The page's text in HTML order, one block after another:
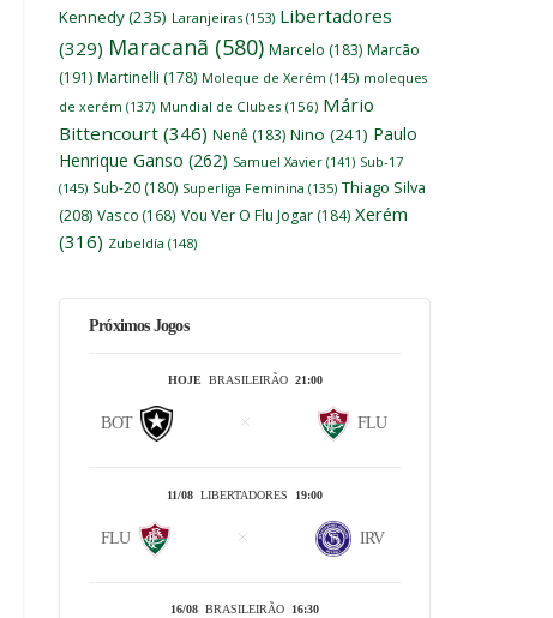
Kennedy(235) Laranjeiras (153) Libertadores
(329) Maracanã (580) Marcelo (183) Marcão
(191) Martinelli (178) Moleque de Xerém (145) moleques
de xerém (137) Mundial de Clubes (156) Mário
Bittencourt (346) Nenê (183) Nino (241) Paulo
Henrique Ganso (262) Samuel Xavier (141) Sub-17
(145) Sub-20 (180) Superliga Feminina (135) Thiago Silva
(208) Vasco (168) Vou Ver O Flu Jogar (184) Xerém
(316) Zubeldía (148)
Próximos Jogos
HOJE BRASILEIRÃO 21:00
BOT FLU
11/08 LIBERTADORES 19:00
FLU IRV
16/08 BRASILEIRÃO 16:30